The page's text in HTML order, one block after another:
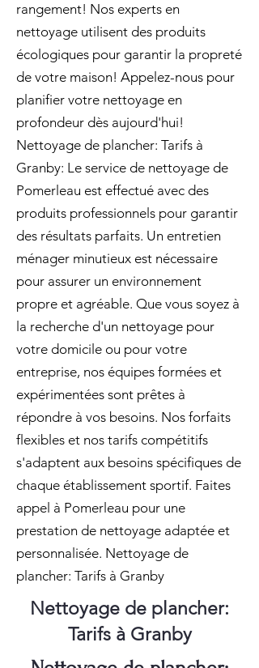
rangement! Nos experts en
nettoyage utilisent des produits
écologiques pour garantir la propreté
de votre maison! Appelez-nous pour
planifier votre nettoyage en
profondeur dès aujourd'hui!
Nettoyage de plancher: Tarifs à
Granby: Le service de nettoyage de
Pomerleau est effectué avec des
produits professionnels pour garantir
des résultats parfaits. Un entretien
ménager minutieux est nécessaire
pour assurer un environnement
propre et agréable. Que vous soyez à
la recherche d'un nettoyage pour
votre domicile ou pour votre
entreprise, nos équipes formées et
expérimentées sont prêtes à
répondre à vos besoins. Nos forfaits
flexibles et nos tarifs compétitifs
s'adaptent aux besoins spécifiques de
chaque établissement sportif. Faites
appel à Pomerleau pour une
prestation de nettoyage adaptée et
personnalisée. Nettoyage de
plancher: Tarifs à Granby
Nettoyage de plancher:
Tarifs à Granby